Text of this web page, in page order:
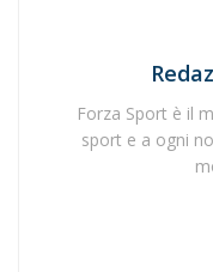
Forza Sport è il
sport e a ogni